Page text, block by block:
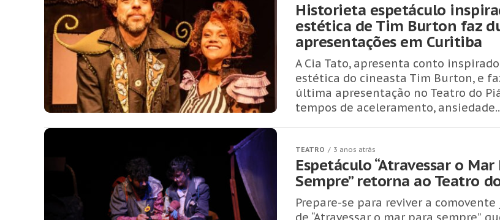
Historieta espetáculo
estética de Tim Burton faz
apresentações em Curitiba
A Cia Tato, apresenta conto
estética do cineasta Tim Burton, e
última apresentação no Teatro do
tempos de aceleramento,
TEATRO 3 anos atrás
Espetáculo “Atravessar o Mar
Sempre” retorna ao Teatro
Prepare-se para reviver a comovente